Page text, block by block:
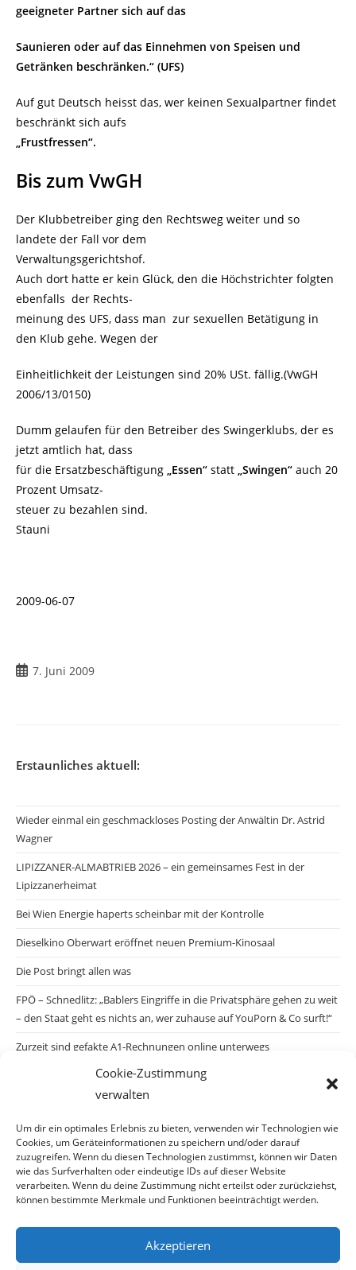
Cookie-Zustimmung
verwalten
Um dir ein optimales Erlebnis zu bieten, verwenden wir Technologien wie
Cookies, um Geräteinformationen zu speichern und/oder darauf
zuzugreifen. Wenn du diesen Technologien zustimmst, können wir Daten
wie das Surfverhalten oder eindeutige IDs auf dieser Website
verarbeiten. Wenn du deine Zustimmung nicht erteilst oder zurückziehst,
können bestimmte Merkmale und Funktionen beeinträchtigt werden.
Akzeptieren
geeigneter Partner sich auf das
Saunieren oder auf das Einnehmen von Speisen und
Getränken beschränken.“ (UFS)
Auf gut Deutsch heisst das, wer keinen Sexualpartner findet
beschränkt sich aufs
„Frustfressen“.
Bis zum VwGH
Der Klubbetreiber ging den Rechtsweg weiter und so
landete der Fall vor dem
Verwaltungsgerichtshof.
Auch dort hatte er kein Glück, den die Höchstrichter folgten
ebenfalls der Rechts-
meinung des UFS, dass man zur sexuellen Betätigung in
den Klub gehe. Wegen der
Einheitlichkeit der Leistungen sind 20% USt. fällig.(VwGH
2006/13/0150)
Dumm gelaufen für den Betreiber des Swingerklubs, der es
jetzt amtlich hat, dass
für die Ersatzbeschäftigung „Essen“ statt „Swingen“ auch 20
Prozent Umsatz-
steuer zu bezahlen sind.
Stauni
2009-06-07
Beitrag
7. Juni 2009
Erstaunliches aktuell:
Wieder einmal ein geschmackloses Posting der Anwältin Dr. Astrid
Wagner
LIPIZZANER-ALMABTRIEB 2026 – ein gemeinsames Fest in der
Lipizzanerheimat
Bei Wien Energie haperts scheinbar mit der Kontrolle
Dieselkino Oberwart eröffnet neuen Premium-Kinosaal
Die Post bringt allen was
FPÖ – Schnedlitz: „Bablers Eingriffe in die Privatsphäre gehen zu weit
– den Staat geht es nichts an, wer zuhause auf YouPorn & Co surft!“
Zurzeit sind gefakte A1-Rechnungen online unterwegs
Salzburgs Juden und ihre Sicherheit: „Erst nach einem Anschlag wäre
die Gefahr endlich konkret!“
Biologisches Wunder in Ceuta
Ein vermeintliches Abschiebemärchen
Archiv